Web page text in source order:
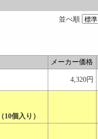
並べ順
メーカー価格
4,320円
（10個入り）